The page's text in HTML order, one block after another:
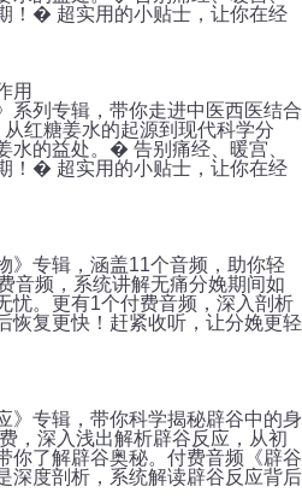
！� 超实用的小贴士，让你在经
用
系列专辑，带你走进中医西医结合
红糖姜水的起源到现代科学分
水的益处。� 告别痛经、暖宫、
！� 超实用的小贴士，让你在经
》专辑，涵盖11个音频，助你轻
音频，系统讲解无痛分娩期间如
忧。更有1个付费音频，深入剖析
恢复更快！赶紧收听，让分娩更轻
》专辑，带你科学揭秘辟谷中的身
，深入浅出解析辟谷反应，从初
你了解辟谷奥秘。付费音频《辟谷
深度剖析，系统解读辟谷反应背后